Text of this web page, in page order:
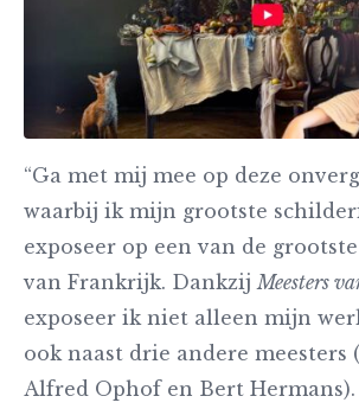
“Ga met mij mee op deze
waarbij ik mijn grootste
exposeer op een van de
van Frankrijk. DankzijMeesters
exposeer ik niet alleen mijn
ook naast drie andere meesters
Alfred Ophof en Bert